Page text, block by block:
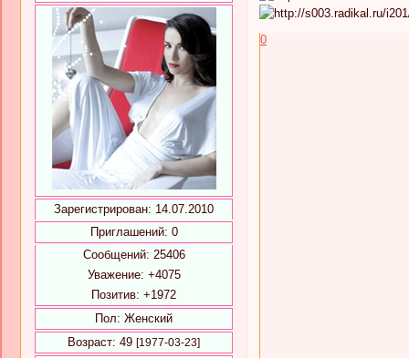
Зарегистрирован: 14.07.2010
Приглашений: 0
Сообщений: 25406
Уважение: +4075
Позитив: +1972
Пол: Женский
Возраст: 49 [1977-03-23]
0